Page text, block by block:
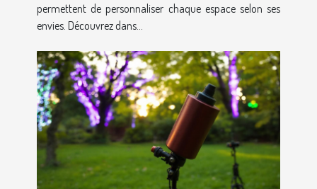
permettent de personnaliser chaque espace selon ses
envies. Découvrez dans...